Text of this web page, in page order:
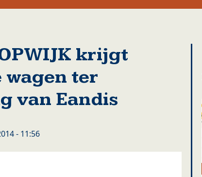
krijgt
ter
van Eandis
- 11:56